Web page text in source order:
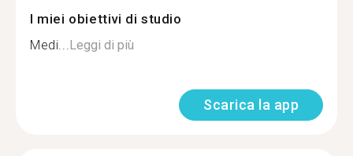
I miei obiettivi di studio
Medi... Leggi di più
Scarica la app